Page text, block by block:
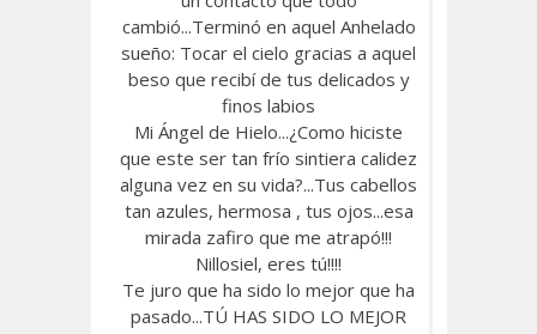
cambió...Terminó en aquel Anhelado
sueño: Tocar el cielo gracias a aquel
beso que recibí de tus delicados y
finos labios
Mi Ángel de Hielo...¿Como hiciste
que este ser tan frío sintiera calidez
alguna vez en su vida?...Tus cabellos
tan azules, hermosa , tus ojos...esa
mirada zafiro que me atrapó!!!
Nillosiel, eres tú!!!!
Te juro que ha sido lo mejor que ha
pasado...TÚ HAS SIDO LO MEJOR